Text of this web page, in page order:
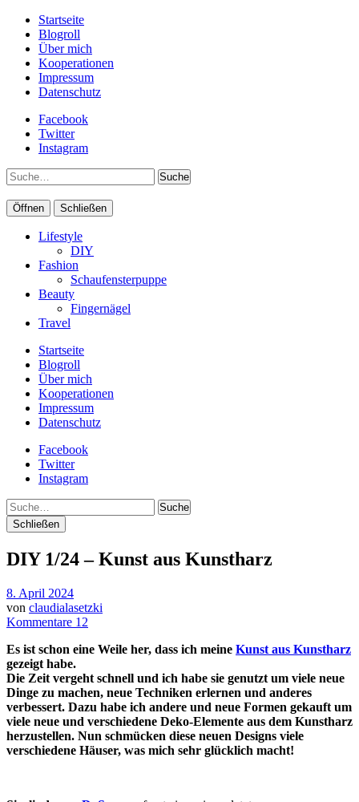
Startseite
Blogroll
Über mich
Kooperationen
Impressum
Datenschutz
Facebook
Twitter
Instagram
Suche
Öffnen Schließen
Lifestyle
DIY
Fashion
Schaufensterpuppe
Beauty
Fingernägel
Travel
Startseite
Blogroll
Über mich
Kooperationen
Impressum
Datenschutz
Facebook
Twitter
Instagram
Suche
Schließen
DIY 1/24 – Kunst aus Kunstharz
8. April 2024
von claudialasetzki
Kommentare 12
Es ist schon eine Weile her, dass ich meine Kunst aus Kunstharz
gezeigt habe.
Die Zeit vergeht schnell und ich habe sie genutzt um viele neue
Dinge zu machen, neue Techniken erlernen und anderes
verbessert. Dazu habe ich andere und neue Formen gekauft um
viele neue und verschiedene Deko-Elemente aus dem Kunstharz
herzustellen. Nun schmücken diese neuen Designs viele
verschiedene Häuser, was mich sehr glücklich macht!